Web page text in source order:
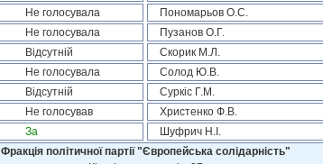
Не голосувала Пономарьов О.С.
Не голосувала Пузанов О.Г.
Відсутній Скорик М.Л.
Не голосувала Солод Ю.В.
Відсутній Суркіс Г.М.
Не голосував Христенко Ф.В.
За Шуфрич Н.І.
Фракція політичної партії "Європейська солідарність"